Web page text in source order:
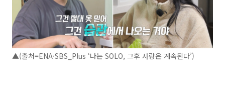
▲(출처=ENA·SBS_Plus ‘나는 SOLO, 그후 사랑은 계속된다’)